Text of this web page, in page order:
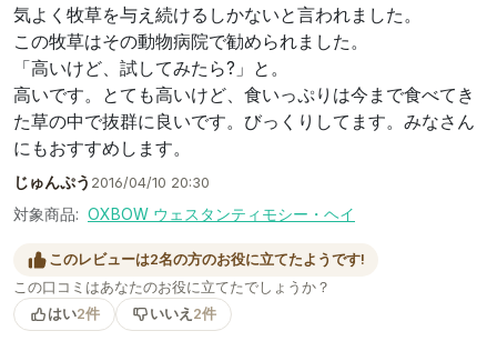
気よく牧草を与え続けるしかないと言われました。
この牧草はその動物病院で勧められました。
「高いけど、試してみたら?」と。
高いです。とても高いけど、食いっぷりは今まで食べてき
た草の中で抜群に良いです。びっくりしてます。みなさん
にもおすすめします。
じゅんぷう 2016/04/10 20:30
対象商品: OXBOW ウェスタンティモシー・ヘイ
このレビューは2名の方のお役に立てたようです!
この口コミはあなたのお役に立てたでしょうか？
はい2件 いいえ 2件